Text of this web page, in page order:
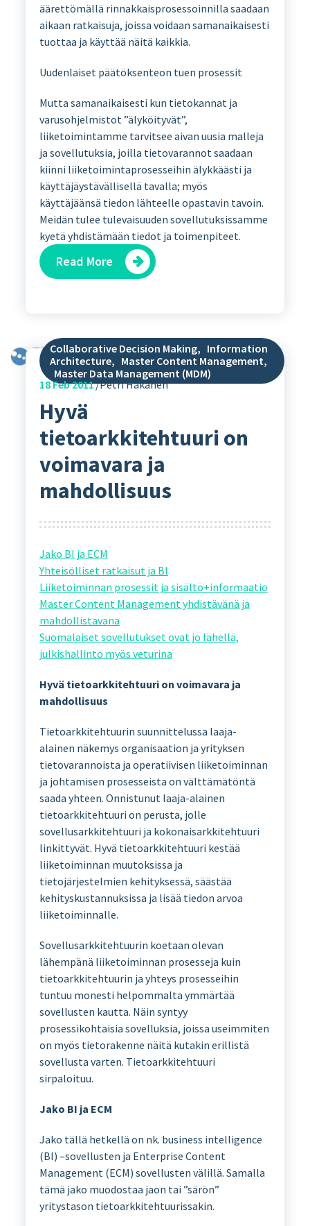
äärettömällä rinnakkaisprosessoinnilla saadaan
aikaan ratkaisuja, joissa voidaan samanaikaisesti
tuottaa ja käyttää näitä kaikkia.
Uudenlaiset päätöksenteon tuen prosessit
Mutta samanaikaisesti kun tietokannat ja
varusohjelmistot ”älyköityvät”,
liiketoimintamme tarvitsee aivan uusia malleja
ja sovellutuksia, joilla tietovarannot saadaan
kiinni liiketoimintaprosesseihin älykkäästi ja
käyttäjäystävällisellä tavalla; myös
käyttäjäänsä tiedon lähteelle opastavin tavoin.
Meidän tulee tulevaisuuden sovellutuksissamme
kyetä yhdistämään tiedot ja toimenpiteet.
Read More
Collaborative Decision Making, Information
Architecture, Master Content Management,
Master Data Management (MDM)
18Feb 2011 Petri Hakanen
Hyvä
tietoarkkitehtuuri on
voimavara ja
mahdollisuus
Jako BI ja ECM
Yhteisölliset ratkaisut ja BI
Liiketoiminnan prosessit ja sisältö+informaatio
Master Content Management yhdistävänä ja
mahdollistavana
Suomalaiset sovellutukset ovat jo lähellä,
julkishallinto myös veturina
Hyvä tietoarkkitehtuuri on voimavara ja
mahdollisuus
Tietoarkkitehtuurin suunnittelussa laaja-
alainen näkemys organisaation ja yrityksen
tietovarannoista ja operatiivisen liiketoiminnan
ja johtamisen prosesseista on välttämätöntä
saada yhteen. Onnistunut laaja-alainen
tietoarkkitehtuuri on perusta, jolle
sovellusarkkitehtuuri ja kokonaisarkkitehtuuri
linkittyvät. Hyvä tietoarkkitehtuuri kestää
liiketoiminnan muutoksissa ja
tietojärjestelmien kehityksessä, säästää
kehityskustannuksissa ja lisää tiedon arvoa
liiketoiminnalle.
Sovellusarkkitehtuurin koetaan olevan
lähempänä liiketoiminnan prosesseja kuin
tietoarkkitehtuurin ja yhteys prosesseihin
tuntuu monesti helpommalta ymmärtää
sovellusten kautta. Näin syntyy
prosessikohtaisia sovelluksia, joissa useimmiten
on myös tietorakenne näitä kutakin erillistä
sovellusta varten. Tietoarkkitehtuuri
sirpaloituu.
Jako BI ja ECM
Jako tällä hetkellä on nk. business intelligence
(BI) –sovellusten ja Enterprise Content
Management (ECM) sovellusten välillä. Samalla
tämä jako muodostaa jaon tai ”särön”
yritystason tietoarkkitehtuurissakin.